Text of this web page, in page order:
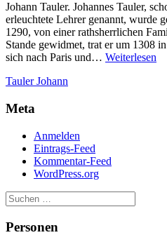
Johann Tauler. Johannes Tauler,
erleuchtete Lehrer genannt, wurde
1290, von einer rathsherrlichen
Stande gewidmet, trat er um 1308
sich nach Paris und… Weiterlesen
Tauler Johann
Meta
Anmelden
Eintrags-Feed
Kommentar-Feed
WordPress.org
Personen